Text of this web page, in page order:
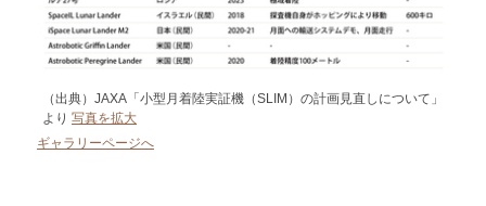
（出典）JAXA「小型月着陸実証機（SLIM）の計画見直しについて」
より 写真を拡大
ギャラリーページへ